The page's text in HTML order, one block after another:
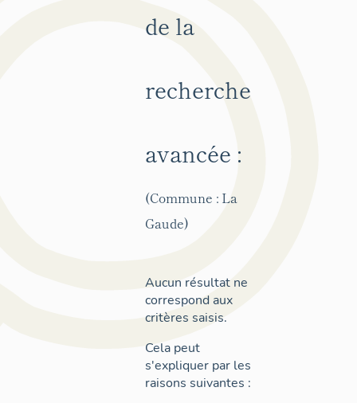
de la
recherche
avancée :
(Commune : La
Gaude)
Aucun résultat ne
correspond aux
critères saisis.
Cela peut
s'expliquer par les
raisons suivantes :